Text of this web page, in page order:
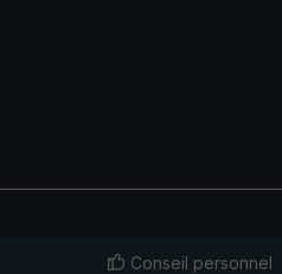
Conseil personnel